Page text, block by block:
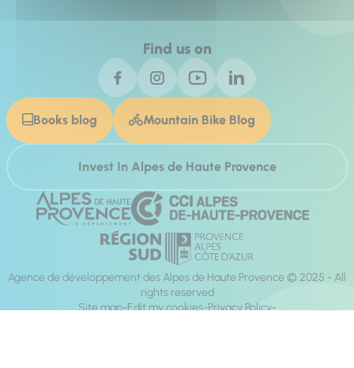
Find us on
Books blog Mountain Bike Blog
Invest In Alpes de Haute Provence
Agence de développement des Alpes de Haute Provence © 2025 - All
rights reserved
Site map Edit my cookies Privacy Policy